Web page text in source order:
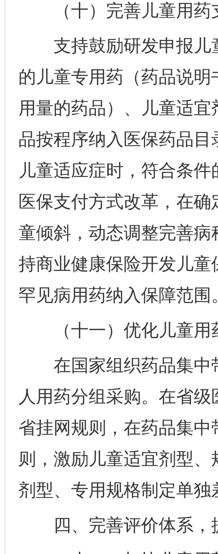
（十）完善儿童用药
支持鼓励研发申报儿
的儿童专用药（药品说
用量的药品）、儿童适
品按程序纳入医保药品
儿童适应症时，符合条
医保支付方式改革，在
童倾斜，动态调整完善
持商业健康保险开发儿
罕见病用药纳入保障范围
（十一）优化儿童用
在国家组织药品集中
人用药分组采购。在省
省挂网规则，在药品集
则，激励儿童适宜剂型
剂型、专用规格制定单独
四、完善评价体系，